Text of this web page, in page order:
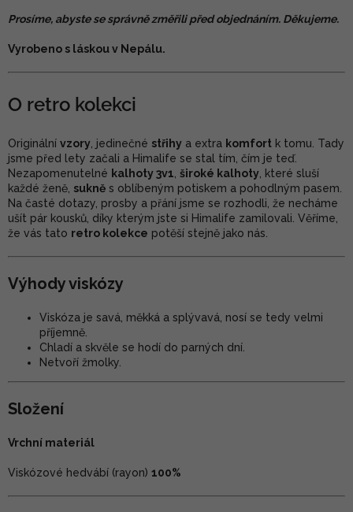
Prosíme, abyste se správně změřili před objednáním. Děkujeme.
Vyrobeno s láskou v Nepálu.
O retro kolekci
Originální vzory , jedinečné střihy a extra komfort k tomu. Tady
jsme před lety začali a Himalife se stal tím, čím je teď.
Nezapomenutelné kalhoty 3v1 široké kalhoty , které sluší
každé ženě, sukně s oblíbeným potiskem a pohodlným pasem.
Na časté dotazy, prosby a přání jsme se rozhodli, že necháme
ušít pár kousků, díky kterým jste si Himalife zamilovali. Věříme,
že vás tato retro kolekce potěší stejně jako nás.
Výhody viskózy
Viskóza je savá, měkká a splývavá, nosí se tedy velmi
příjemně.
Chladí a skvěle se hodí do parných dní.
Netvoří žmolky.
Složení
Vrchní materiál
Viskózové hedvábí (rayon) 100%